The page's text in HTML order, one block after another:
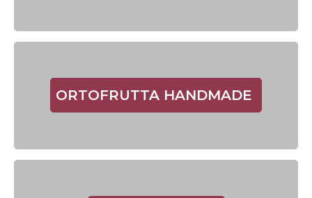
ORTOFRUTTA HANDMADE